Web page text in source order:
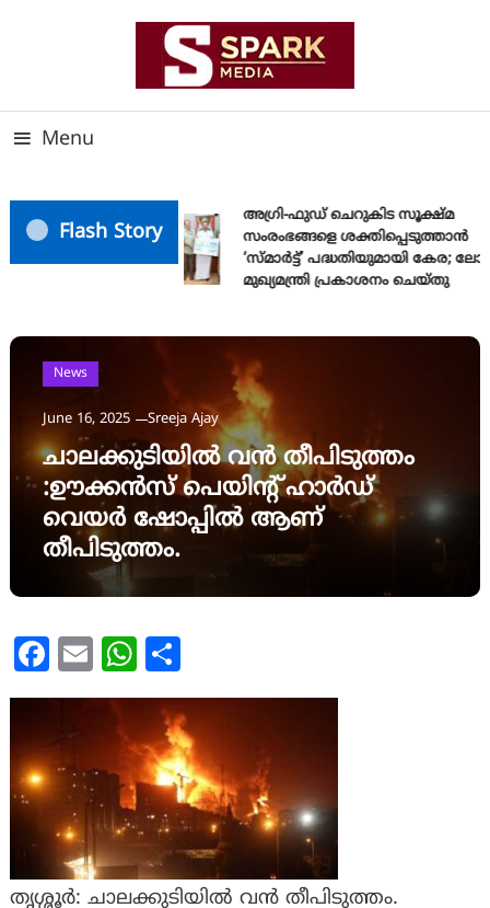
Menu
Flash Story
അഗ്രി-ഫുഡ് ചെറുകിട സൂക്ഷ്മ
സംരംഭങ്ങളെ ശക്തിപ്പെടുത്താന്‍
‘സ്മാര്‍ട്ട്’ പദ്ധതിയുമായി കേര;
മുഖ്യമന്ത്രി പ്രകാശനം ചെയ്തു
News
June 16, 2025 Sreeja Ajay
ചാലക്കുടിയിൽ വൻ തീപിടുത്തം
:ഊക്കൻസ് പെയിന്റ് ഹാർഡ്
വെയർ ഷോപ്പിൽ ആണ്
തീപിടുത്തം.
Facebook
Email WhatsApp
തൃശ്ശൂർ: ചാലക്കുടിയിൽ വൻ തീപിടുത്തം.